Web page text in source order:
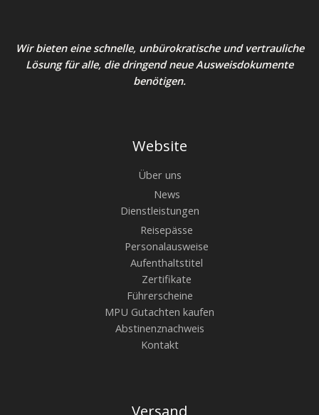
Wir bieten eine schnelle, unbürokratische und vertrauliche
Lösung für alle, die dringend neue Ausweisdokumente
benötigen.
Website
Über uns
News
Dienstleistungen
Reisepässe
Personalausweise
Aufenthaltstitel
Zertifikate
Führerscheine
MPU Gutachten kaufen
Abstinenznachweis
Kontakt
Versand